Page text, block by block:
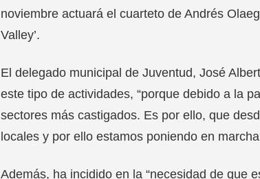
noviembre actuará el cuarteto de Andrés
Valley’.
El delegado municipal de Juventud, José
este tipo de actividades, “porque debido a la
sectores más castigados. Es por ello, que
locales y por ello estamos poniendo en
Además, ha incidido en la “necesidad de que